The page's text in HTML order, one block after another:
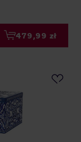
479,99 zł